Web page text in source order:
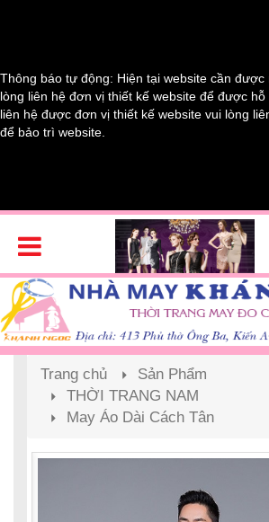
Thông báo tự động: Hiện tại website cần được
lòng liên hệ đơn vị thiết kế website để được
liên hệ được đơn vị thiết kế website vui lòng
để bảo trì website.
Trang chủ
Sản Phẩm
THỜI TRANG NAM
May Áo Dài Cách Tân